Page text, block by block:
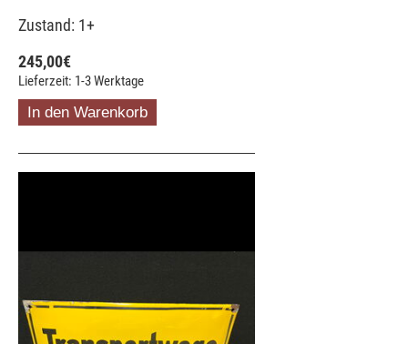
Zustand: 1+
Lieferzeit: 1-3 Werktage
245,00€